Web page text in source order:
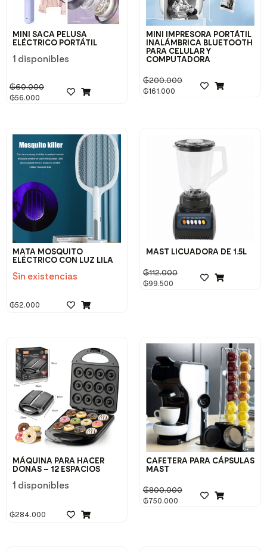
MINI SACA PELUSA
ELÉCTRICO PORTÁTIL
1 disponibles
₲60.000
₲56.000
MINI IMPRESORA PORTÁTIL
INALÁMBRICA BLUETOOTH
PARA CELULAR Y
COMPUTADORA
₲200.000
₲161.000
MATA MOSQUITO
ELÉCTRICO CON LUZ LILA
Sin existencias
₲52.000
MAST LICUADORA DE 1.5L
₲112.000
₲99.500
MÁQUINA PARA HACER
DONAS – 12 ESPACIOS
1 disponibles
₲284.000
CAFETERA PARA CÁPSULAS
MAST
₲800.000
₲750.000